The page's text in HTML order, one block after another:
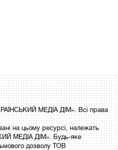
МЕДІА ДІМ». Всі права
на цьому ресурсі, належать
МЕДІА ДІМ». Будь-яке
дозволу ТОВ